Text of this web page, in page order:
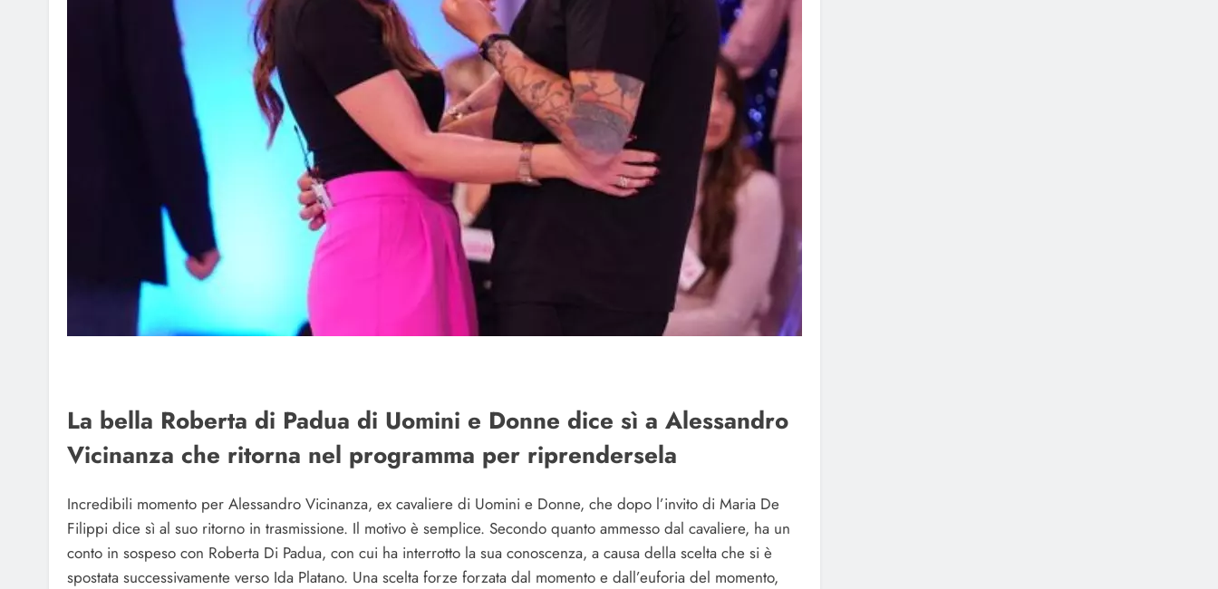
La bella Roberta di Padua di Uomini e Donne dice sì a Alessandro
Vicinanza che ritorna nel programma per riprendersela
Incredibili momento per Alessandro Vicinanza, ex cavaliere di Uomini e Donne, che dopo l’invito di Maria De
Filippi dice sì al suo ritorno in trasmissione. Il motivo è semplice. Secondo quanto ammesso dal cavaliere, ha un
conto in sospeso con Roberta Di Padua, con cui ha interrotto la sua conoscenza, a causa della scelta che si è
spostata successivamente verso Ida Platano. Una scelta forze forzata dal momento e dall’euforia del momento,